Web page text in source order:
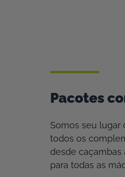
Pacotes
Somos seu lugar
todos os
desde caçambas
para todas as